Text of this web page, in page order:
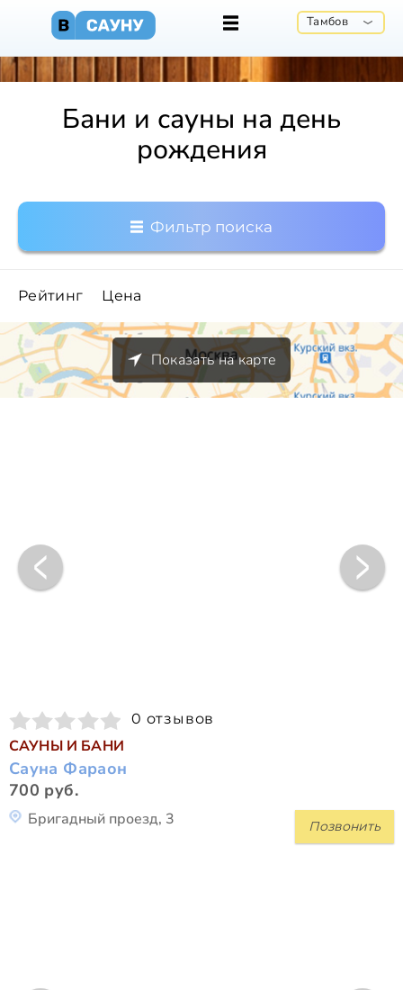
Тамбов
Бани и сауны на день
рождения
Фильтр поиска
Рейтинг Цена
Показать на карте
0 отзывов
САУНЫ И БАНИ
Сауна Фараон
700 руб.
Позвонить
Бригадный проезд, 3